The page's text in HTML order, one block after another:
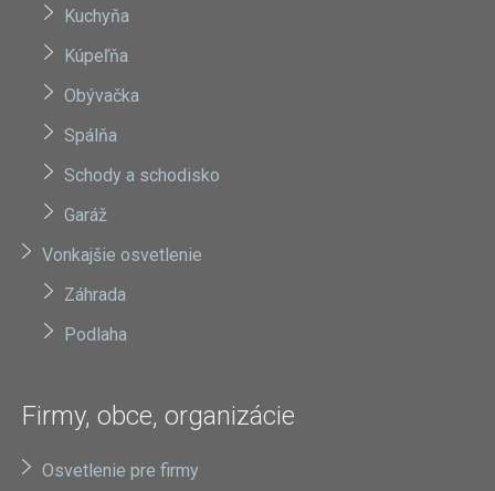
Kuchyňa
Kúpeľňa
Obývačka
Spálňa
Schody a schodisko
Garáž
Vonkajšie osvetlenie
Záhrada
Podlaha
Firmy, obce, organizácie
Osvetlenie pre firmy